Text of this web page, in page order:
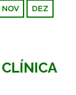
NOV DEZ